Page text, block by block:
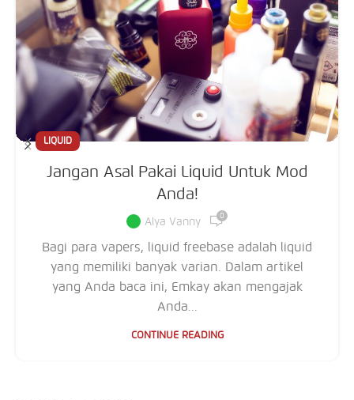
LIQUID
Jangan Asal Pakai Liquid Untuk Mod
Anda!
Alya Vanny 0
Bagi para vapers, liquid freebase adalah liquid
yang memiliki banyak varian. Dalam artikel
yang Anda baca ini, Emkay akan mengajak
Anda...
CONTINUE READING